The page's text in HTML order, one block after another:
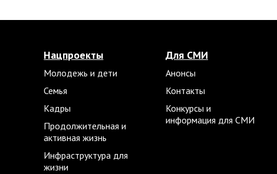
Нацпроекты
Молодежь и дети
Семья
Кадры
Продолжительная и
активная жизнь
Инфраструктура для
жизни
Для СМИ
Анонсы
Контакты
Конкурсы и
информация для СМИ